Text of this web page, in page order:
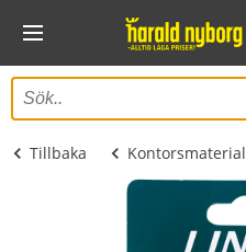
Tillbaka Kontorsmaterial